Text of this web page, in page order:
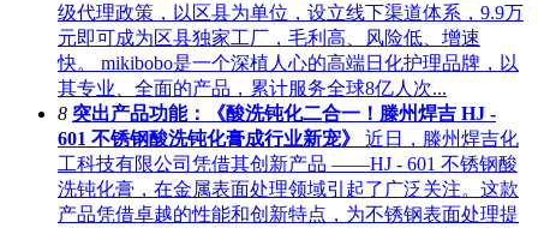
级代理政策，以区县为单位，设立线下渠道体系，9.9万
元即可成为区县独家工厂，毛利高、风险低、增速
快。 mikibobo是一个深植人心的高端日化护理品牌，以
其专业、全面的产品，累计服务全球8亿人次...
8 突出产品功能：《酸洗钝化二合一！滕州焊吉 HJ -
601 不锈钢酸洗钝化膏成行业新宠》
近日，滕州焊吉化
工科技有限公司凭借其创新产品 ——HJ - 601 不锈钢酸
洗钝化膏，在金属表面处理领域引起了广泛关注。这款
产品凭借卓越的性能和创新特点，为不锈钢表面处理提